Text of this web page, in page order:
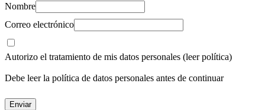
Nombre
Correo electrónico
Autorizo el tratamiento de mis datos personales (leer política)
Debe leer la política de datos personales antes de continuar